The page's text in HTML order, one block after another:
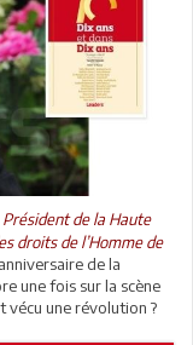
de la Haute
droits de l’Homme de
de la
une fois sur la scène
vécu une révolution ?